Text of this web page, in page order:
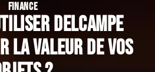
FINANCE
Delcampe
la valeur de vos